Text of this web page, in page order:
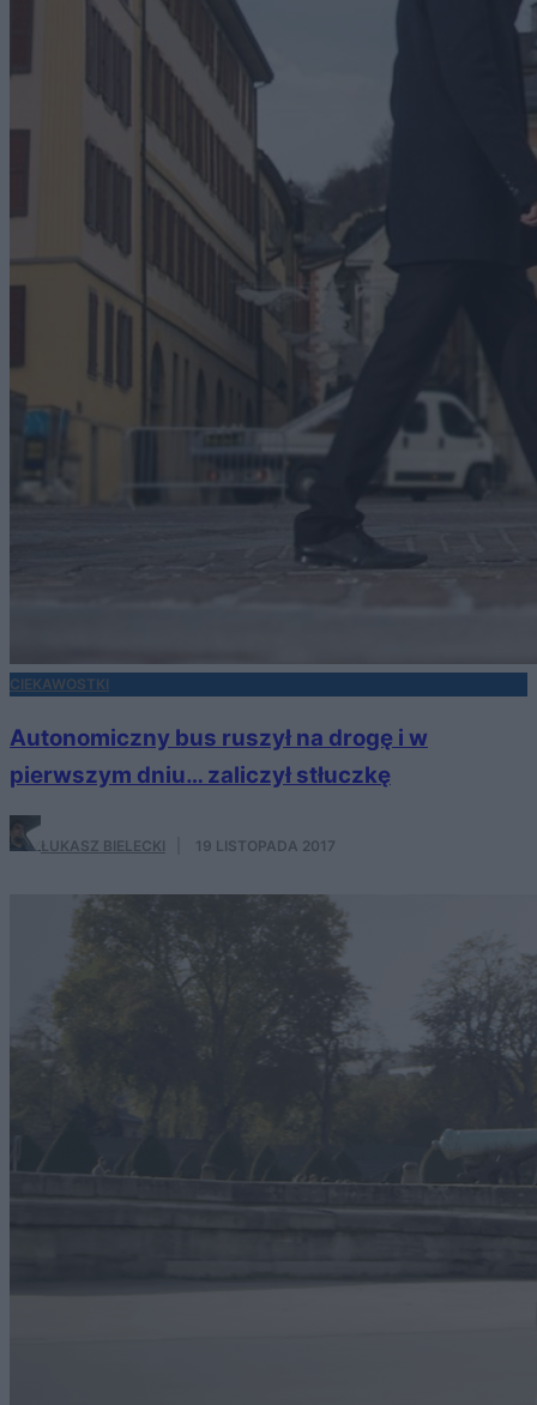
CIEKAWOSTKI
Autonomiczny bus ruszył na drogę i w
pierwszym dniu… zaliczył stłuczkę
ŁUKASZ BIELECKI 19 LISTOPADA 2017